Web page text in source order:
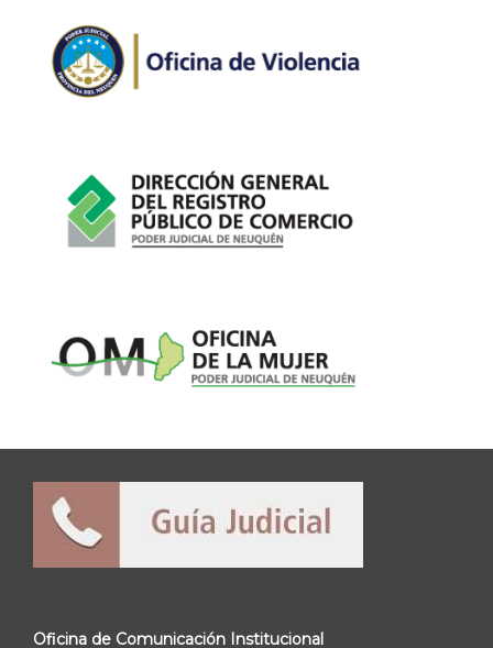
Oficina de Comunicación Institucional